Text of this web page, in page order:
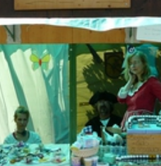
o vašej aktivite a
Vaše prihlásenie